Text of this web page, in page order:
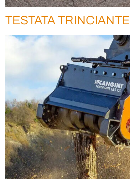
TESTATA TRINCIANTE